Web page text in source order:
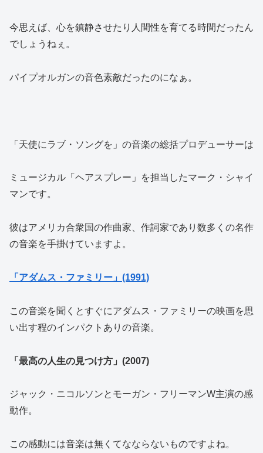
今思えば、心を鎮静させたり人間性を育てる時間だったん
でしょうねぇ。
パイプオルガンの音色素敵だったのになぁ。
「天使にラブ・ソングを」の音楽の総括プロデューサーは
ミュージカル「ヘアスプレー」を担当したマーク・シャイ
マンです。
彼はアメリカ合衆国の作曲家、作詞家であり数多くの名作
の音楽を手掛けていますよ。
「アダムス・ファミリー」(1991)
この音楽を聞くとすぐにアダムス・ファミリーの映画を思
い出す程のインパクトありの音楽。
「最高の人生の見つけ方」(2007)
ジャック・ニコルソンとモーガン・フリーマンW主演の感
動作。
この感動には音楽は無くてなならないものですよね。